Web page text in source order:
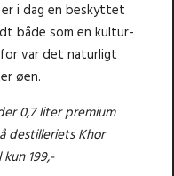
i dag en beskyttet
både som en kultur-
var det naturligt
øen.
0,7 liter premium
destillerietsKhor
199,-